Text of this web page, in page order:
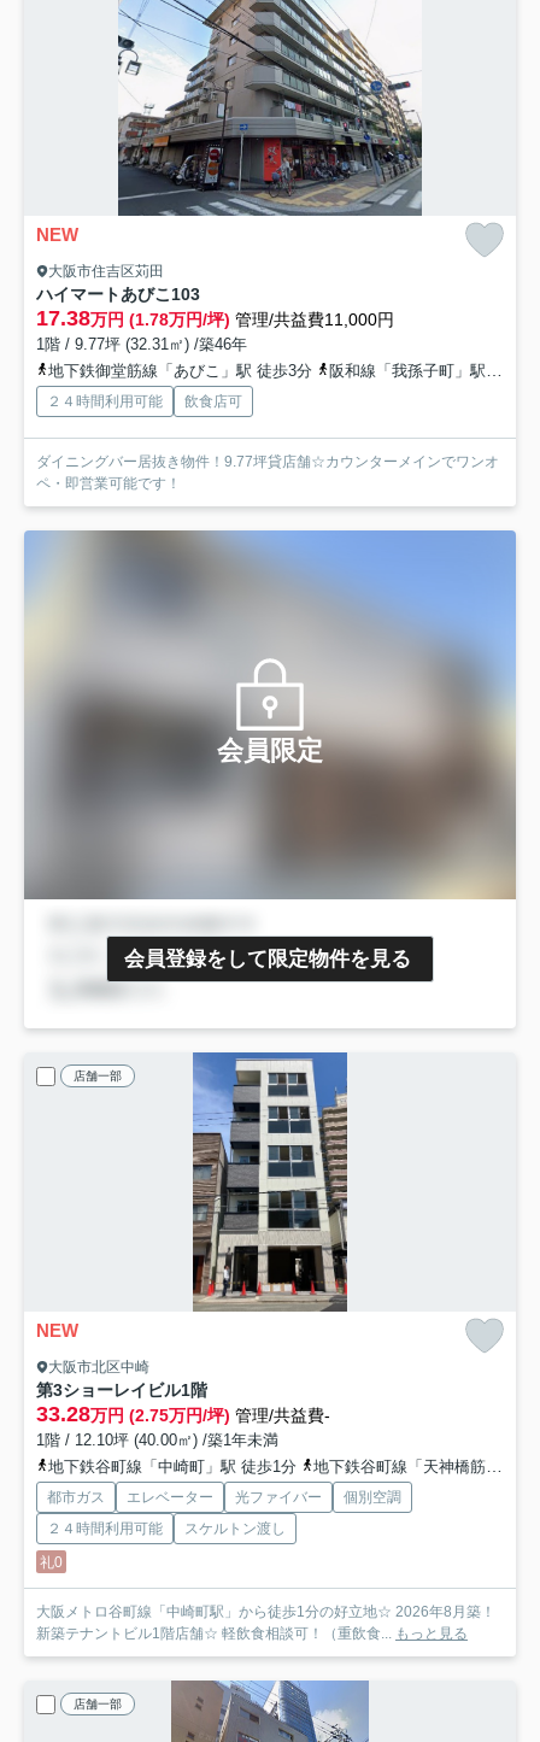
NEW
大阪市住吉区苅田
ハイマートあびこ 103
17.38万円 (1.78万円/坪) 管理/共益費11,000円
1階 / 9.77坪 (32.31㎡) /築46年
地下鉄御堂筋線「あびこ」駅 徒歩3分
阪和線「我孫子町」駅 徒歩15分
２４時間利用可能 飲食店可
ダイニングバー居抜き物件！9.77坪貸店舗☆カウンターメインでワンオ
ペ・即営業可能です！
会員限定
会員登録をして限定物件を見る
店舗一部
NEW
大阪市北区中崎
第3ショーレイビル1階
33.28万円 (2.75万円/坪) 管理/共益費-
1階 / 12.10坪 (40.00㎡) /築1年未満
地下鉄谷町線「中崎町」駅 徒歩1分
地下鉄谷町線「天神橋筋六丁目」駅 徒歩9分
都市ガス エレベーター 光ファイバー
個別空調
２４時間利用可能
スケルトン渡し
礼0
大阪メトロ谷町線「中崎町駅」から徒歩1分の好立地☆ 2026年8月築！
新築テナントビル1階店舗☆ 軽飲食相談可！（重飲食...
もっと見る
店舗一部